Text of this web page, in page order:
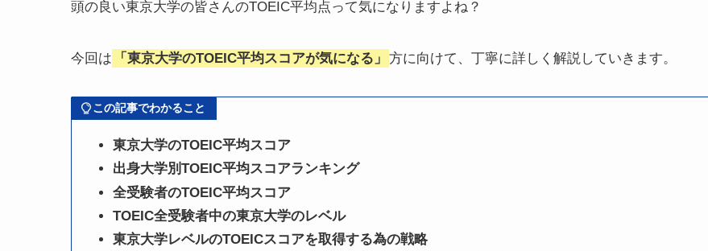
頭の良い東京大学の皆さんのTOEIC平均点って気になりますよね？
今回は 「東京大学のTOEIC平均スコアが気になる」 方に向けて、丁寧に詳しく解説していきます。
この記事でわかること
東京大学のTOEIC平均スコア
出身大学別TOEIC平均スコアランキング
全受験者のTOEIC平均スコア
TOEIC全受験者中の東京大学のレベル
東京大学レベルのTOEICスコアを取得する為の戦略